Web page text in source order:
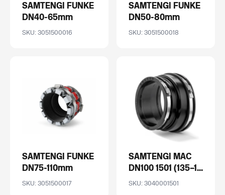
SAMTENGI FUNKE
DN40-65mm
SKU: 3051500016
SAMTENGI FUNKE
DN50-80mm
SKU: 3051500018
SAMTENGI FUNKE
DN75-110mm
SKU: 3051500017
SAMTENGI MAC
DN100 1501 (135–1...
SKU: 3040001501